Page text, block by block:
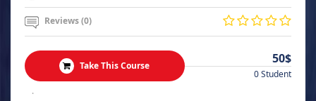
Reviews (0)
Take This Course 50$
0 Student
.